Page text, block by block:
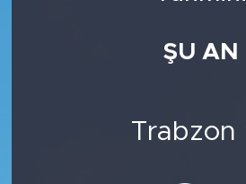
ŞU AN
Trabzon